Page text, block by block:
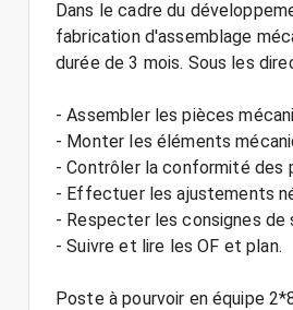
Dans le cadre du
fabrication d'assemblage
durée de 3 mois. Sous les
- Assembler les pièces
- Monter les éléments
- Contrôler la conformité des
- Effectuer les ajustements
- Respecter les consignes
- Suivre et lire les OF et plan.
Poste à pourvoir en équipe